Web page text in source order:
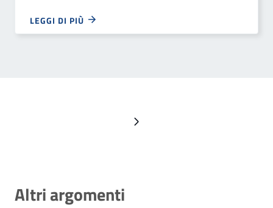
LEGGI DI PIÙ
Pagina successiva
Altri argomenti